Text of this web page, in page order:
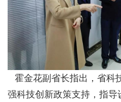
霍金花副省长指出，省科
强科技创新政策支持，指导